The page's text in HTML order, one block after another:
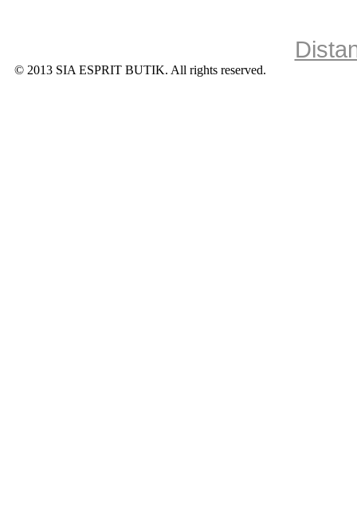
© 2013 SIA ESPRIT BUTIK. All rights reserved.